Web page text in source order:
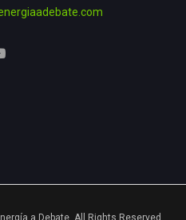
a Debate. All Rights Reserved.